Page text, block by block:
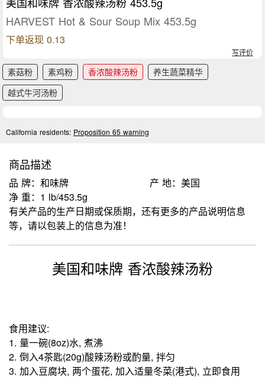
HARVEST Hot & Sour Soup Mix 453.5g
下单返现 0.13
写评价
素菇粉 素鸡粉 香浓酸辣汤粉
养生蔬菜精华
越式牛河汤粉
California residents: Proposition 65 warning
商品描述
品 牌：和味牌
产 地：美国
净 重：1 lb/453.5g
有关产品的生产日期或保质期，还有更多的产品说明信息
等，请以包装上的信息为准！
美国和味牌 香浓酸辣汤粉
食用建议:
1. 量一碗(8oz)水, 煮沸
2. 倒入4茶匙(20g)酸辣汤粉或酌量, 拌匀
3. 加入豆腐块, 两个蛋花, 加入适量冬菜(港式), 立即食用